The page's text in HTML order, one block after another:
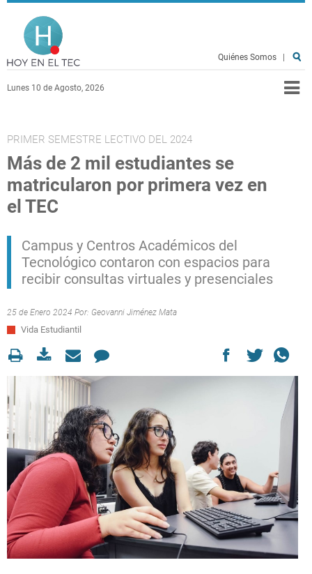
Pasar al contenido principal
Lunes 10 de Agosto, 2026
Quiénes Somos
PRIMER SEMESTRE LECTIVO DEL 2024
Más de 2 mil estudiantes se
matricularon por primera vez en
el TEC
Campus y Centros Académicos del
Tecnológico contaron con espacios para
recibir consultas virtuales y presenciales
25 de Enero 2024 Por: Geovanni Jiménez Mata
Vida Estudiantil